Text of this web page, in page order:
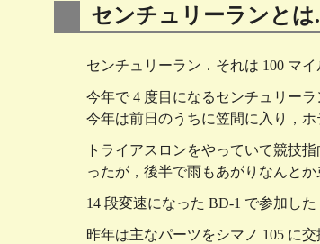
センチュリーランとは
センチュリーラン．それは 100 マ
今年で 4 度目になるセンチュリー
今年は前日のうちに笠間に入り，
トライアスロンをやっていて競技
ったが，後半で雨もあがりなんと
14 段変速になった BD-1 で参加し
昨年は主なパーツをシマノ 105 に